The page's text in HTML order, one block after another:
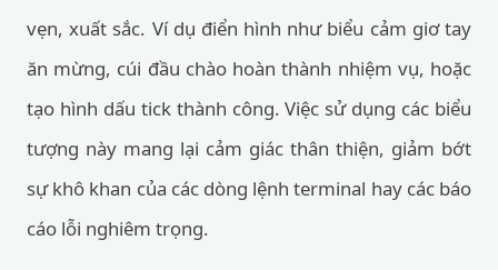
vẹn, xuất sắc. Ví dụ điển hình như biểu cảm giơ tay
ăn mừng, cúi đầu chào hoàn thành nhiệm vụ, hoặc
tạo hình dấu tick thành công. Việc sử dụng các biểu
tượng này mang lại cảm giác thân thiện, giảm bớt
sự khô khan của các dòng lệnh terminal hay các báo
cáo lỗi nghiêm trọng.